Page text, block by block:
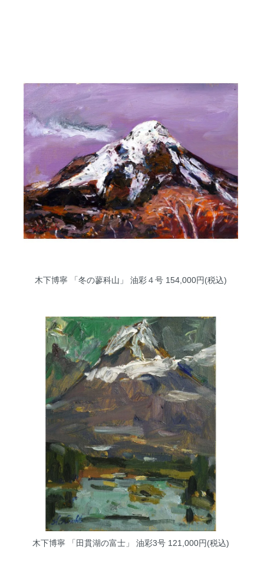
木下博寧 「冬の蓼科山」 油彩４号154,000円(税込)
木下博寧 「田貫湖の富士」 油彩3号121,000円(税込)